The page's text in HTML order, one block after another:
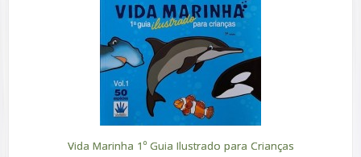
Vida Marinha 1º Guia Ilustrado para Crianças